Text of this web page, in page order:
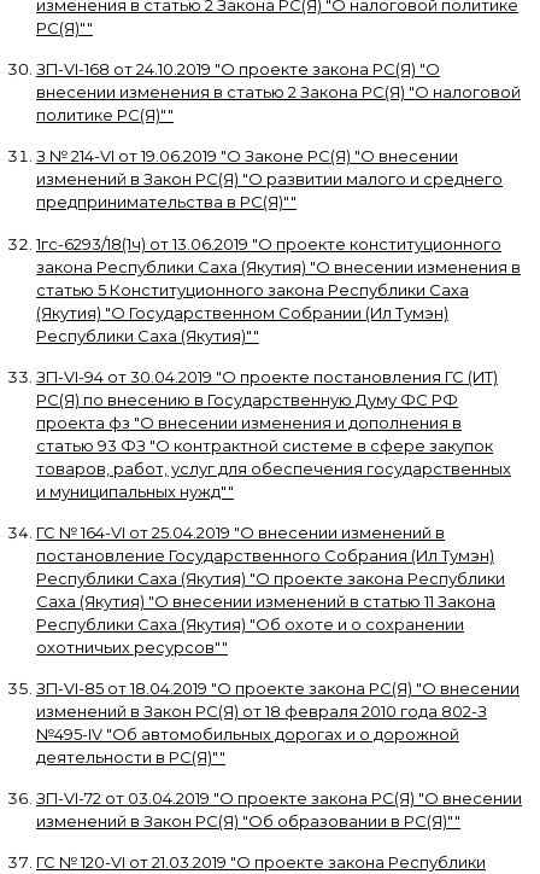
изменения в статью 2 Закона РС(Я) "О налоговой политике
РС(Я)""
ЗП-VI-168 от24.10.2019 "О проекте закона РС(Я) "О
внесении изменения в статью 2 Закона РС(Я) "О налоговой
политике РС(Я)""
З № 214-VI от19.06.2019 "О Законе РС(Я) "О внесении
изменений в Закон РС(Я) "О развитии малого и среднего
предпринимательства в РС(Я)""
1гс-6293/18(1ч) от13.06.2019 "О проекте конституционного
закона Республики Саха (Якутия) "О внесении изменения в
статью 5 Конституционного закона Республики Саха
(Якутия) "О Государственном Собрании (Ил Тумэн)
Республики Саха (Якутия)""
ЗП-VI-94 от30.04.2019 "О проекте постановления ГС (ИТ)
РС(Я) по внесению в Государственную Думу ФС РФ
проекта фз "О внесении изменения и дополнения в
статью 93 ФЗ "О контрактной системе в сфере закупок
товаров, работ, услуг для обеспечения государственных
и муниципальных нужд""
ГС № 164-VI от25.04.2019 "О внесении изменений в
постановление Государственного Собрания (Ил Тумэн)
Республики Саха (Якутия) "О проекте закона Республики
Саха (Якутия) "О внесении изменений в статью 11 Закона
Республики Саха (Якутия) "Об охоте и о сохранении
охотничьих ресурсов""
ЗП-VI-85 от18.04.2019 "О проекте закона РС(Я) "О внесении
изменений в Закон РС(Я) от 18 февраля 2010 года 802-З
№495-IV "Об автомобильных дорогах и о дорожной
деятельности в РС(Я)""
ЗП-VI-72 от 03.04.2019 "О проекте закона РС(Я) "О внесении
изменений в Закон РС(Я) "Об образовании в РС(Я)""
ГС № 120-VI от21.03.2019 "О проекте закона Республики